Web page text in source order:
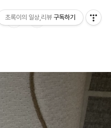
초록이의 일상,리뷰 구독하기